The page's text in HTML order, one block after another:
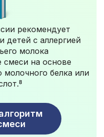
рекомендует
детей с аллергией
молока
смеси на основе
молочного белка или
8